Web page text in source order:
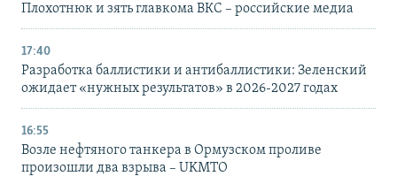
Плохотнюк и зять главкома ВКС – российские медиа
17:40
Разработка баллистики и антибаллистики: Зеленский
ожидает «нужных результатов» в 2026-2027 годах
16:55
Возле нефтяного танкера в Ормузском проливе
произошли два взрыва – UKMTO